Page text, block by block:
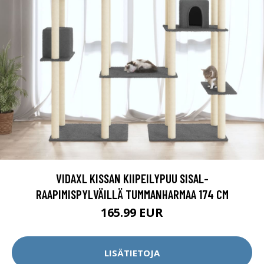
VIDAXL KISSAN KIIPEILYPUU SISAL-
RAAPIMISPYLVÄILLÄ TUMMANHARMAA 174 CM
165.99 EUR
LISÄTIETOJA